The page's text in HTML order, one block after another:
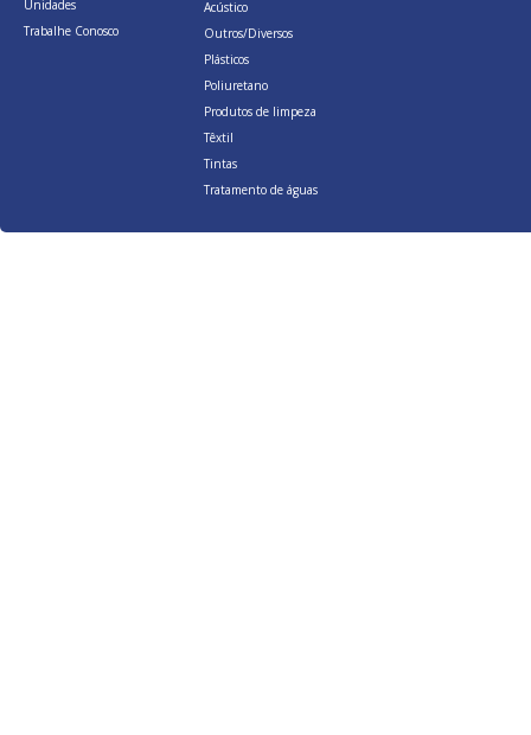
Unidades
Trabalhe Conosco
Acústico
Outros/Diversos
Plásticos
Poliuretano
Produtos de limpeza
Têxtil
Tintas
Tratamento de águas